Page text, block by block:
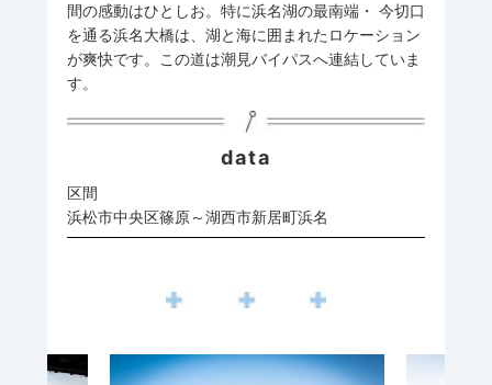
間の感動はひとしお。特に浜名湖の最南端・ 今切口
を通る浜名大橋は、湖と海に囲まれたロケーション
が爽快です。この道は潮見バイパスへ連結していま
す。
data
区間
浜松市中央区篠原～湖西市新居町浜名